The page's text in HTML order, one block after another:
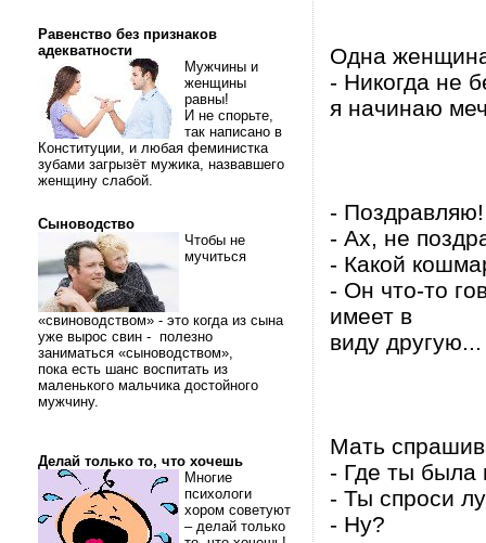
Равенство без признаков
адекватности
Мужчины и
женщины
равны!
И не спорьте,
так написано в
Конституции, и любая феминистка
зубами загрызёт мужика, назвавшего
женщину слабой.
Сыноводство
Чтобы не
мучиться
«свиноводством» - это когда из сына
уже вырос свин - полезно
заниматься «сыноводством»,
пока есть шанс воспитать из
маленького мальчика достойного
мужчину.
Делай только то, что хочешь
Многие
психологи
хором советуют
– делай только
Одна
- Никогда не
я начинаю
-
- Ах, не
- Какой
- Он что-то
имеет в
виду другую...
Мать
- Где ты была
- Ты спроси
- Ну?